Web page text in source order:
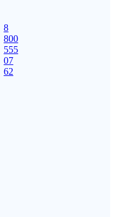
8
800
555
07
62